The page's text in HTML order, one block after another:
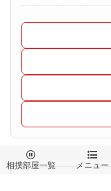

相撲部屋一覧

メニュー